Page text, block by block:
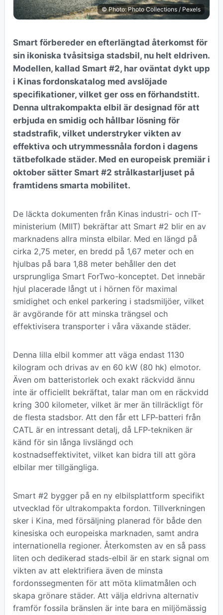
© Photo: Photo Collections / Pexels
Smart förbereder en efterlängtad återkomst för
sin ikoniska tvåsitsiga stadsbil, nu helt eldriven.
Modellen, kallad Smart #2, har oväntat dykt upp
i Kinas fordonskatalog med avslöjade
specifikationer, vilket ger oss en förhandstitt.
Denna ultrakompakta elbil är designad för att
erbjuda en smidig och hållbar lösning för
stadstrafik, vilket understryker vikten av
effektiva och utrymmessnåla fordon i dagens
tätbefolkade städer. Med en europeisk premiär i
oktober sätter Smart #2 strålkastarljuset på
framtidens smarta mobilitet.
De läckta dokumenten från Kinas industri- och IT-
ministerium (MIIT) bekräftar att Smart #2 blir en av
marknadens allra minsta elbilar. Med en längd på
cirka 2,75 meter, en bredd på 1,67 meter och en
hjulbas på bara 1,88 meter behåller den det
ursprungliga Smart ForTwo-konceptet. Det innebär
hjul placerade långt ut i hörnen för maximal
smidighet och enkel parkering i stadsmiljöer, vilket
är avgörande för att minska trängsel och
effektivisera transporter i våra växande städer.
Denna lilla elbil kommer att väga endast 1130
kilogram och drivas av en 60 kW (80 hk) elmotor.
Även om batteristorlek och exakt räckvidd ännu
inte är officiellt bekräftat, talar man om en räckvidd
kring 300 kilometer, vilket är mer än tillräckligt för
de flesta stadsbor. Att den får ett LFP-batteri från
CATL är en intressant detalj, då LFP-tekniken är
känd för sin långa livslängd och
kostnadseffektivitet, vilket kan bidra till att göra
elbilar mer tillgängliga.
Smart #2 bygger på en ny elbilsplattform specifikt
utvecklad för ultrakompakta fordon. Tillverkningen
sker i Kina, med försäljning planerad för både den
kinesiska och europeiska marknaden, samt andra
internationella regioner. Återkomsten av en så pass
liten och dedikerad stads-elbil är en stark signal om
vikten av att elektrifiera även de minsta
fordonssegmenten för att möta klimatmålen och
skapa grönare städer. Att välja eldrivna alternativ
framför fossila bränslen är inte bara en miljömässig